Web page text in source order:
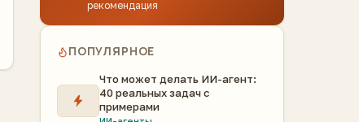
рекомендация
ПОПУЛЯРНОЕ
Что может делать ИИ-агент:
40 реальных задач с
примерами